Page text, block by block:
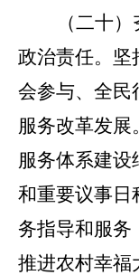
（二十
政治责任。 坚
会参与、全民
服务改革发
服务体系建设
和重要议事日
务指导和服务
推进农村幸福